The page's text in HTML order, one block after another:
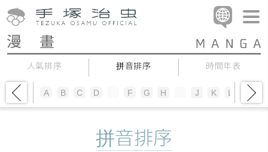
人氣排序 拼音排序 時間年表
A B C D F G H J K L
拼音排序